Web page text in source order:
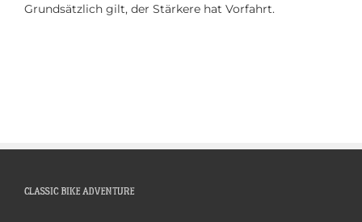
Grundsätzlich gilt, der Stärkere hat Vorfahrt.
CLASSIC BIKE ADVENTURE